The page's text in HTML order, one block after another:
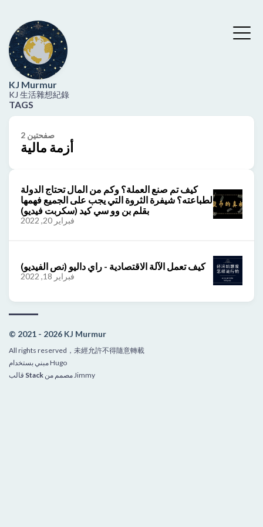
KJ Murmur
KJ 生活雜想紀錄
TAGS
2 صفحتين
أزمة مالية
كيف تم صنع العملة؟ وكم من المال تحتاج الدولة
لطباعته؟ شيفرة الثروة التي يجب على الجميع فهمها
بقلم بن وو سي كيد (سكربت فيديو)
فبراير 20, 2022
كيف تعمل الآلة الاقتصادية - راي داليو (نص الفيديو)
فبراير 18, 2022
© 2021 - 2026 KJ Murmur
All rights reserved，未經允許不得隨意轉載
Hugo
Stack Jimmy